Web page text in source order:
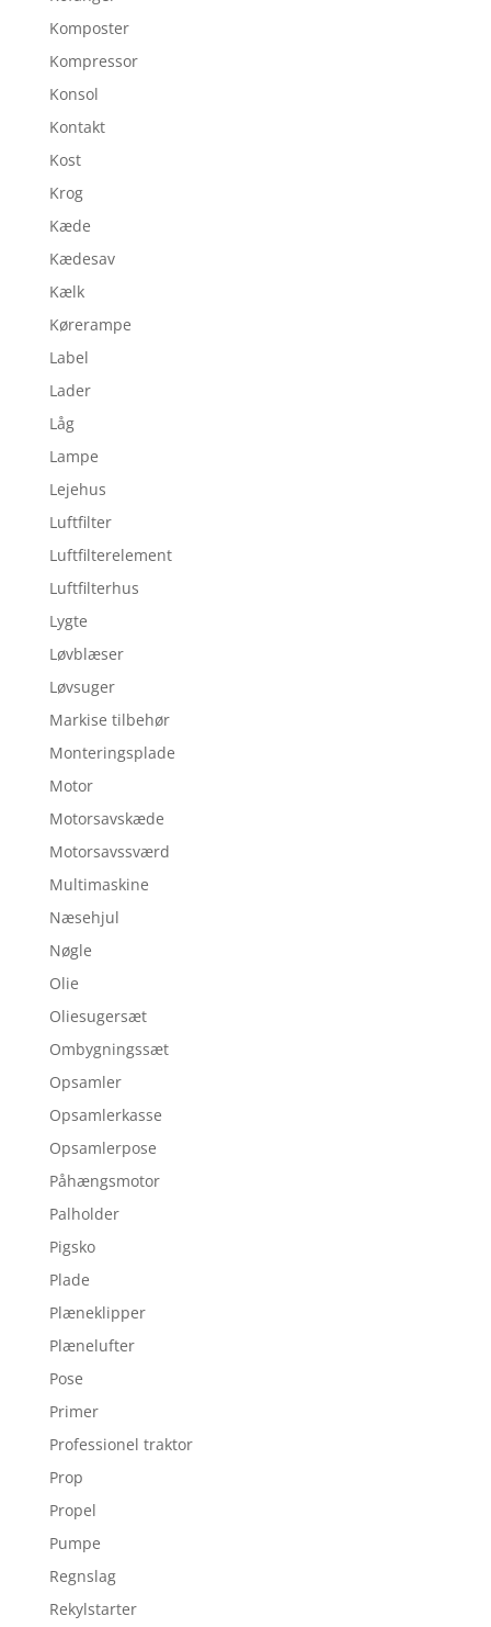
Komposter
Kompressor
Konsol
Kontakt
Kost
Krog
Kæde
Kædesav
Kælk
Kørerampe
Label
Lader
Låg
Lampe
Lejehus
Luftfilter
Luftfilterelement
Luftfilterhus
Lygte
Løvblæser
Løvsuger
Markise tilbehør
Monteringsplade
Motor
Motorsavskæde
Motorsavssværd
Multimaskine
Næsehjul
Nøgle
Olie
Oliesugersæt
Ombygningssæt
Opsamler
Opsamlerkasse
Opsamlerpose
Påhængsmotor
Palholder
Pigsko
Plade
Plæneklipper
Plænelufter
Pose
Primer
Professionel traktor
Prop
Propel
Pumpe
Regnslag
Rekylstarter